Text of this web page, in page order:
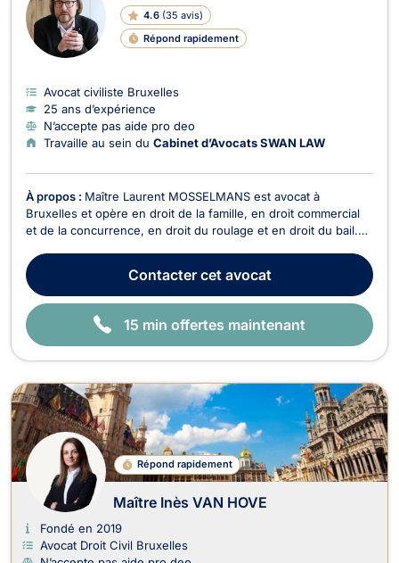
4.6 (35 avis)
Répond rapidement
G
N
E
Avocat civiliste Bruxelles
25 ans d’expérience
N’accepte pas aide pro deo
Travaille au sein du Cabinet d’Avocats SWAN LAW
À propos : Maître Laurent MOSSELMANS est avocat à
Bruxelles et opère en droit de la famille, en droit commercial
et de la concurrence, en droit du roulage et en droit du bail.
si votre dossier relève du divorce, de la cohabitation légale ou
de la succession. Il traite égaleme...
Contactercet avocat
15 min offertes maintenant
Répond rapidement
Maître Inès VAN HOVE
Fondé en 2019
Avocat Droit Civil Bruxelles